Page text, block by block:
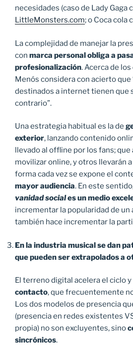
necesidades (caso de Lady Gaga
LittleMonsters.com; o Coca cola
La complejidad de manejar la
con marca personal obliga a
profesionalización. Acerca de
Menós considera con acierto que
destinados a internet tienen que
contrario”.
Una estrategia habitual es la de
exterior, lanzando contenido
llevado al offline por los fans; que
movilizar online, y otros llevarán
forma cada vez se expone el
mayor audiencia. En este
vanidad sociales un medio
incrementar la popularidad de un
también hace incrementar la
En la industria musical se dan
que pueden ser extrapolados a
El terreno digital acelera el ciclo y
contacto, que frecuentemente
Los dos modelos de presencia
(presencia en redes existentes
propia) no son excluyentes, sino
sincrónicos.